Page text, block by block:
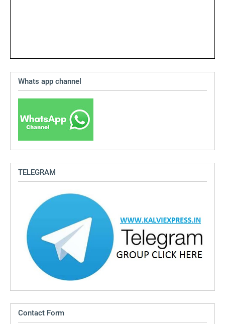
Whats app channel
TELEGRAM
Contact Form